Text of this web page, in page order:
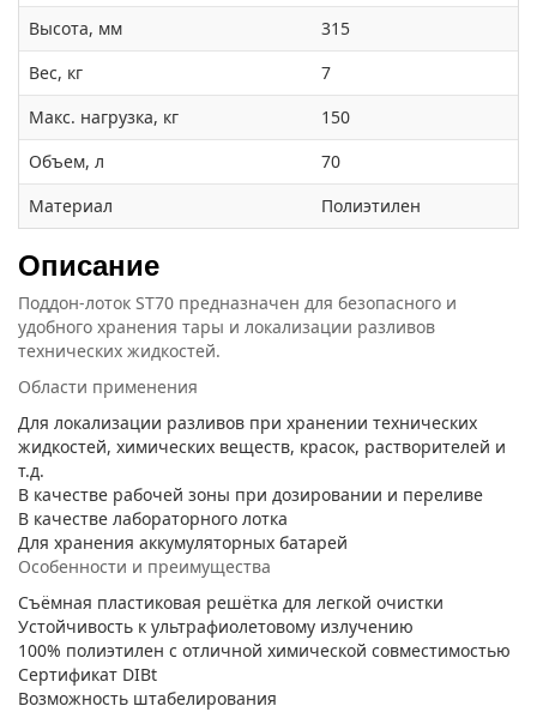
Высота, мм
315
Вес, кг
7
Макс. нагрузка, кг
150
Объем, л
70
Материал
Полиэтилен
Описание
Поддон-лоток ST70 предназначен для безопасного и
удобного хранения тары и локализации разливов
технических жидкостей.
Области применения
Для локализации разливов при хранении технических
жидкостей, химических веществ, красок, растворителей и
т.д.
В качестве рабочей зоны при дозировании и переливе
В качестве лабораторного лотка
Для хранения аккумуляторных батарей
Особенности и преимущества
Съёмная пластиковая решётка для легкой очистки
Устойчивость к ультрафиолетовому излучению
100% полиэтилен с отличной химической совместимостью
Сертификат DIBt
Возможность штабелирования